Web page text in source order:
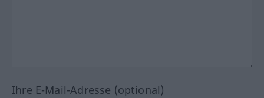
Ihre E-Mail-Adresse (optional)